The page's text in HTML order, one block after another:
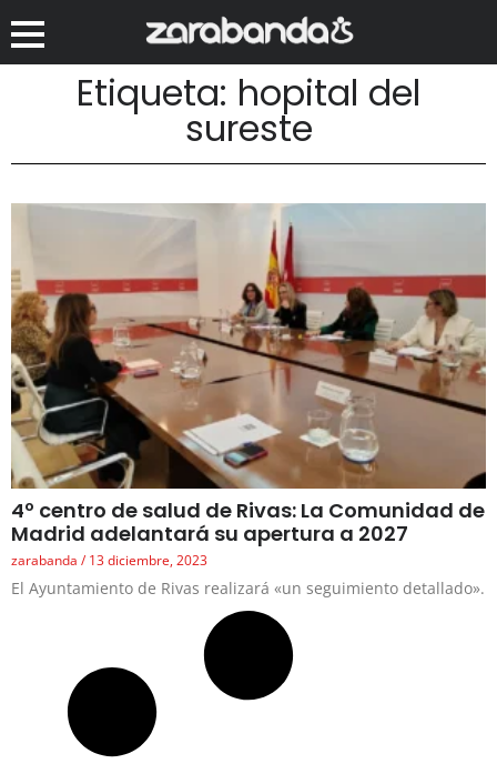
Etiqueta: hopital del
sureste
4º centro de salud de Rivas: La Comunidad de
Madrid adelantará su apertura a 2027
zarabanda 13 diciembre, 2023
El Ayuntamiento de Rivas realizará «un seguimiento detallado».